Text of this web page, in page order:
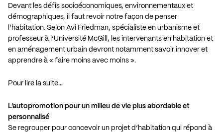
Devant les défis socioéconomiques, environnementaux et
démographiques, il faut revoir notre façon de penser
l’habitation. Selon Avi Friedman, spécialiste en urbanisme et
professeur à l’Université McGill, les intervenants en habitation et
en aménagement urbain devront notamment savoir innover et
apprendre à « faire moins avec moins ».
Pour lire la suite…
L’autopromotion pour un milieu de vie plus abordable et
personnalisé
Se regrouper pour concevoir un projet d’habitation qui répond à